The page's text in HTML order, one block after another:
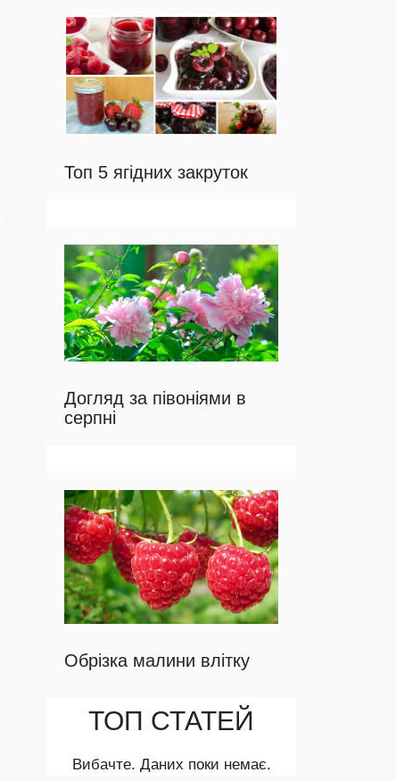
Топ 5 ягідних закруток
Догляд за півоніями в
серпні
Обрізка малини влітку
ТОП СТАТЕЙ
Вибачте. Даних поки немає.